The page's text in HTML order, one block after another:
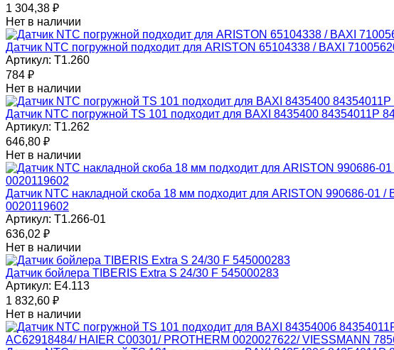
1 304,38 ₽
Нет в наличии
Датчик NTC погружной подходит для ARISTON 65104338 / BAXI
Артикул: T1.260
784 ₽
Нет в наличии
Датчик NTC погружной TS 101 подходит для BAXI 8435400 84354011P
Артикул: T1.262
646,80 ₽
Нет в наличии
Датчик NTC накладной скоба 18 мм подходит для ARISTON 990686-01
0020119602
Артикул: T1.266-01
636,02 ₽
Нет в наличии
Датчик бойлера TIBERIS Extra S 24/30 F 545000283
Артикул: E4.113
1 832,60 ₽
Нет в наличии